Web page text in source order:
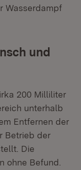
Wasserdampf
und
200 Milliliter
unterhalb
Entfernen der
Betrieb der
Die
ohne Befund.